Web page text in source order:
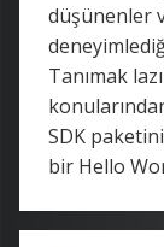
düşünenler
Tanımak
SDK
bir Hello